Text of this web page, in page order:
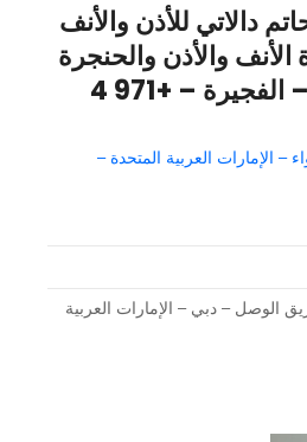
دالاتي للأذن والأنف
الأنف والأذن والحنجرة
د. حاتم دالاتي – الفجيرة – +971 4
– الإمارات العربية المتحدة –
الوصل – دبي – الإمارات العربية